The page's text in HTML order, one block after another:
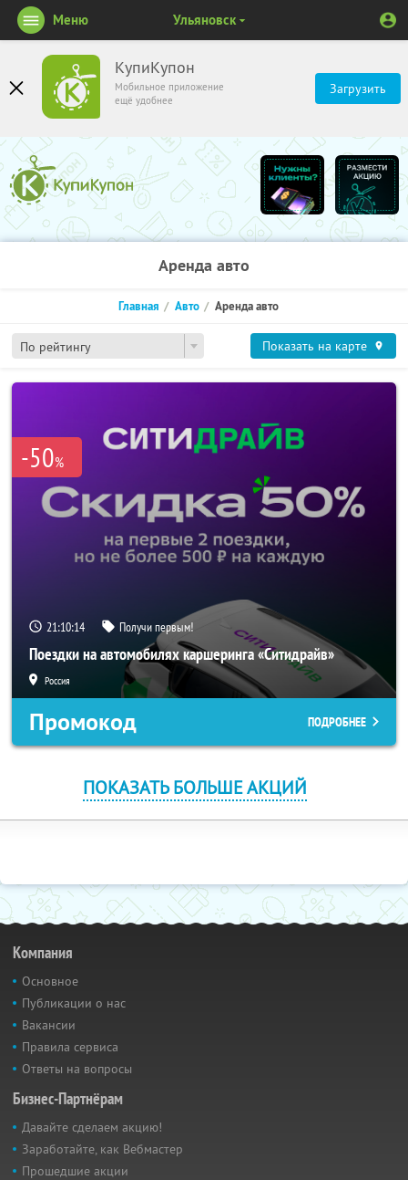
КупиКупон
Мобильное приложение
ещё удобнее
Загрузить
Меню Ульяновск
Аренда авто
По рейтингу
Главная Авто Аренда авто
Показать на карте
-50%
21:10:14 Получи первым!
Поездки на автомобилях каршеринга «Ситидрайв»
Россия
Промокод ПОДРОБНЕЕ
ПОКАЗАТЬ БОЛЬШЕ АКЦИЙ
Компания
Основное
Публикации о нас
Вакансии
Правила сервиса
Ответы на вопросы
Бизнес-Партнёрам
Давайте сделаем акцию!
Заработайте, как Вебмастер
Прошедшие акции